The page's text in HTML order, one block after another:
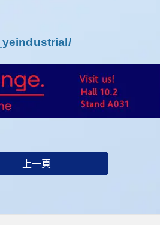
上一頁